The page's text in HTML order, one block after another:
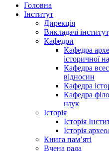
Головна
Інститут
Дирекція
Викладачі
Кафедри
Кафедра
історичної
Кафедра
відносин
Кафедра
Кафедра
наук
Історія
Історія
Історія
Книга памʼяті
Вчена рада